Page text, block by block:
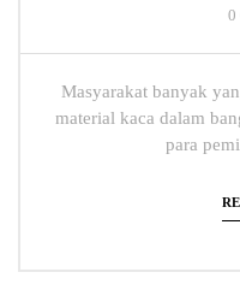
0
Masyarakat banyak
material kaca dalam
para